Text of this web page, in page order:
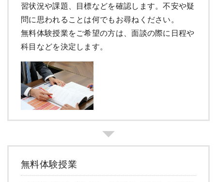
習状況や課題、目標などを確認します。不安や疑
問に思われることは何でもお尋ねください。
無料体験授業をご希望の方は、面談の際に日程や
科目などを決定します。
無料体験授業